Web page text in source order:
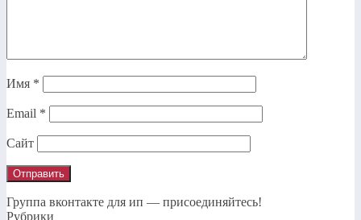
Имя *
Email *
Сайт
Группа вконтакте для ип — присоединяйтесь!
Рубрики